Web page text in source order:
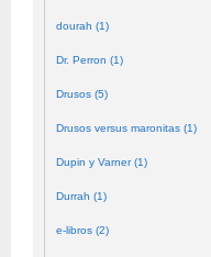
dourah (1)
Dr. Perron (1)
Drusos (5)
Drusos versus maronitas (1)
Dupin y Varner (1)
Durrah (1)
e-libros (2)